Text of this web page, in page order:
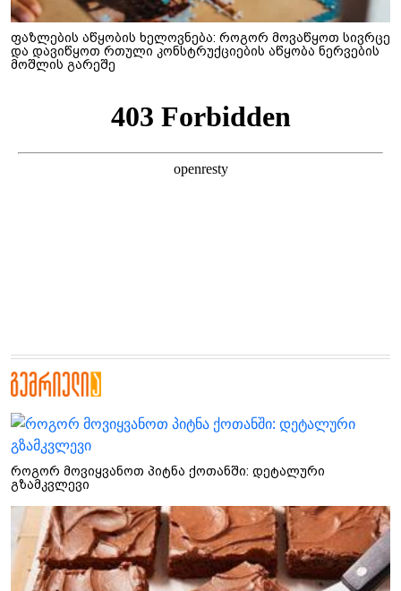
ფაზლების აწყობის ხელოვნება: როგორ მოვაწყოთ სივრცე
და დავიწყოთ რთული კონსტრუქციების აწყობა ნერვების
მოშლის გარეშე
როგორ მოვიყვანოთ პიტნა ქოთანში: დეტალური
გზამკვლევი